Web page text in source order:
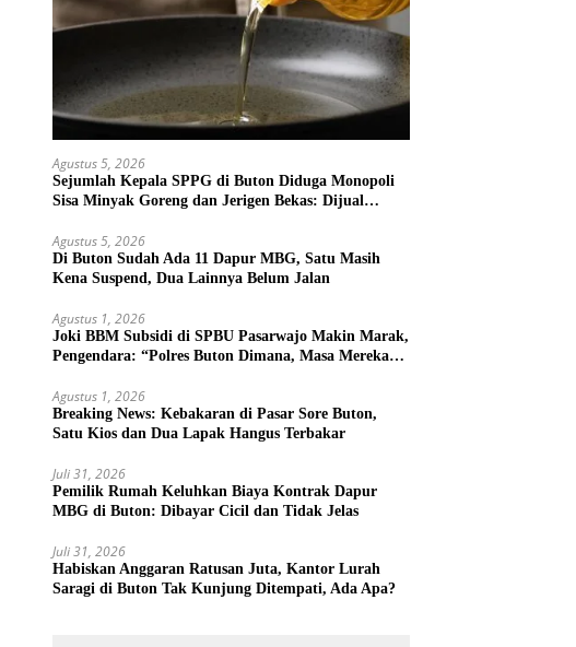
Agustus 5, 2026
Sejumlah Kepala SPPG di Buton Diduga Monopoli
Sisa Minyak Goreng dan Jerigen Bekas: Dijual
Agustus 5, 2026
Di Buton Sudah Ada 11 Dapur MBG, Satu Masih
Kena Suspend, Dua Lainnya Belum Jalan
Agustus 1, 2026
Joki BBM Subsidi di SPBU Pasarwajo Makin Marak,
Pengendara: “Polres Buton Dimana, Masa Mereka
Agustus 1, 2026
Breaking News: Kebakaran di Pasar Sore Buton,
Satu Kios dan Dua Lapak Hangus Terbakar
Juli 31, 2026
Pemilik Rumah Keluhkan Biaya Kontrak Dapur
MBG di Buton: Dibayar Cicil dan Tidak Jelas
Juli 31, 2026
Habiskan Anggaran Ratusan Juta, Kantor Lurah
Saragi di Buton Tak Kunjung Ditempati, Ada Apa?